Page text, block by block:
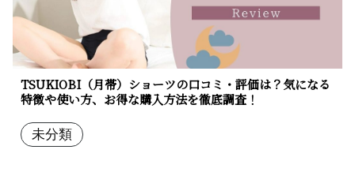
TSUKIOBI（月帯）ショーツの口コミ・評価は？気になる
特徴や使い方、お得な購入方法を徹底調査！
未分類